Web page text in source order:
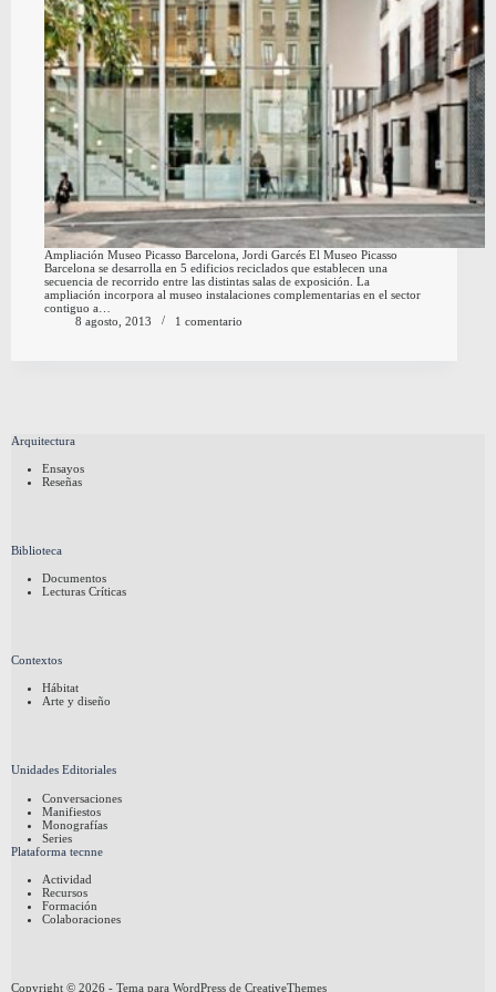
Ampliación Museo Picasso Barcelona, Jordi Garcés El Museo Picasso
Barcelona se desarrolla en 5 edificios reciclados que establecen una
secuencia de recorrido entre las distintas salas de exposición. La
ampliación incorpora al museo instalaciones complementarias en el sector
contiguo a…
8 agosto, 2013
1 comentario
Arquitectura
Ensayos
Reseñas
Biblioteca
Documentos
Lecturas Críticas
Contextos
Hábitat
Arte y diseño
Unidades Editoriales
Conversaciones
Manifiestos
Monografías
Series
Plataforma tecnne
Actividad
Recursos
Formación
Colaboraciones
Copyright © 2026 - Tema para WordPress de CreativeThemes